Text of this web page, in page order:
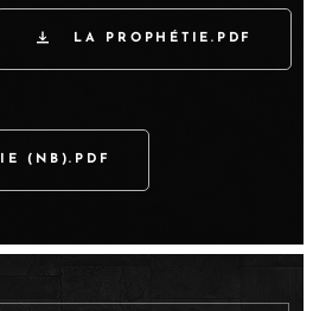
LA PROPHÉTIE.PDF
(NB).PDF